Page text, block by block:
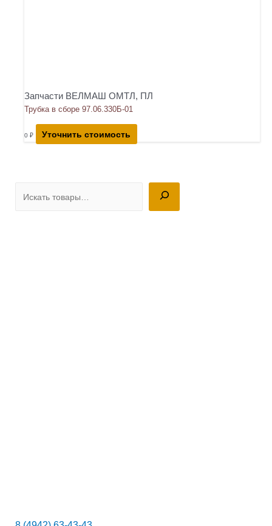
Запчасти ВЕЛМАШ ОМТЛ, ПЛ
Трубка в сборе 97.06.330Б-01
0 ₽ Уточнить стоимость